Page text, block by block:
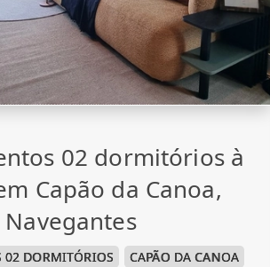
02 dormitórios à
Capão da Canoa,
Navegantes
02 DORMITÓRIOS
CAPÃO DA CANOA